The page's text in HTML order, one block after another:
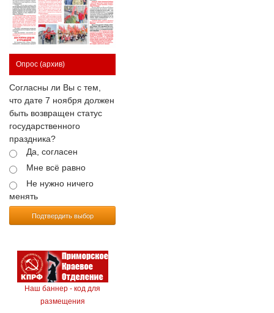
Опрос (архив)
Согласны ли Вы с тем,
что дате 7 ноября должен
быть возвращен статус
государственного
праздника?
Да, согласен
Мне всё равно
Не нужно ничего
менять
Подтвердить выбор
Наш баннер - код для
размещения